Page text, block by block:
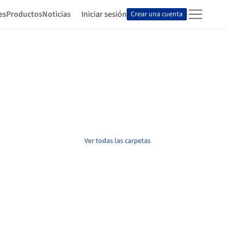
ProductosNoticias Iniciar sesión Crear una cuenta
Ver todas las carpetas